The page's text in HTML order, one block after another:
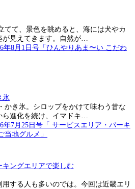
てて、景色を眺めると、海には犬やカ
が見えてきます。自然が…
氷
かき氷。シロップをかけて味わう昔な
ら進化を続け、イマドキ…
ングエリアで楽しむ
する人も多いのでは。今回は近畿エリ